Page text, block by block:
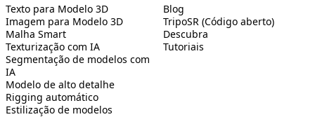
Texto para Modelo 3D
Imagem para Modelo 3D
Malha Smart
Texturização com IA
Segmentação de modelos com
IA
Modelo de alto detalhe
Rigging automático
Estilização de modelos
Blog
TripoSR (Código aberto)
Descubra
Tutoriais